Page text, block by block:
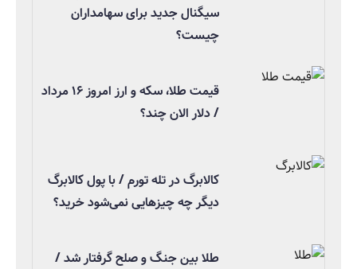
سیگنال جدید برای سهامداران
چیست؟
قیمت طلا، سکه و ارز امروز ۱۶ مرداد
/ دلار الان چند؟
کالابرگ در تله تورم / با پول کالابرگ
دیگر چه چیزهایی نمی‌شود خرید؟
طلا بین جنگ و صلح گرفتار شد /